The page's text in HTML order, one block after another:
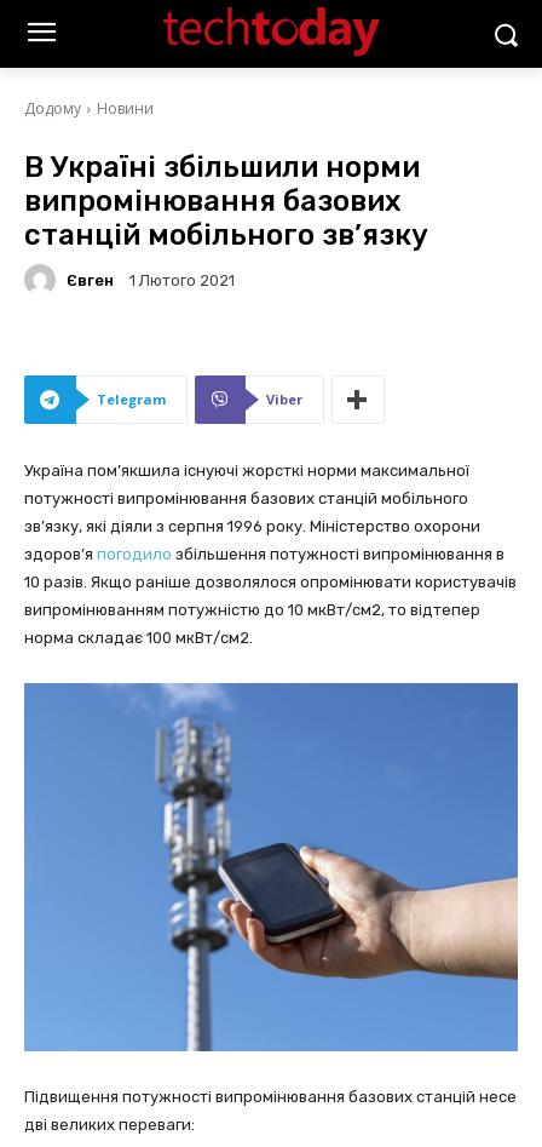
Додому Новини
В Україні збільшили норми
випромінювання базових
станцій мобільного зв’язку
Євген 1 Лютого 2021
Telegram Viber
Україна пом’якшила існуючі жорсткі норми максимальної
потужності випромінювання базових станцій мобільного
зв’язку, які діяли з серпня 1996 року. Міністерство охорони
здоров’я погодило збільшення потужності випромінювання в
10 разів. Якщо раніше дозволялося опромінювати користувачів
випромінюванням потужністю до 10 мкВт/см2, то відтепер
норма складає 100 мкВт/см2.
Підвищення потужності випромінювання базових станцій несе
дві великих переваги: